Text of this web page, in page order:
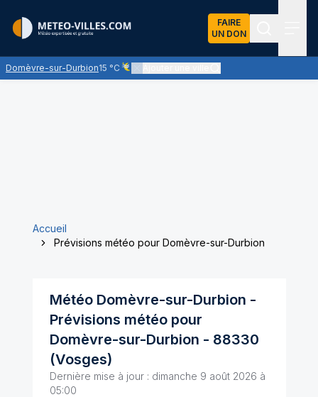
FAIRE
UN DON
Domèvre-sur-Durbion15 °C
Ciel voilé par des nuages d'altitude, ternissant
Accueil
Prévisions météo pour Domèvre-sur-Durbion
Météo Domèvre-sur-Durbion -
Prévisions météo pour
Domèvre-sur-Durbion - 88330
(Vosges)
Dernière mise à jour : dimanche 9 août 2026 à
05:00